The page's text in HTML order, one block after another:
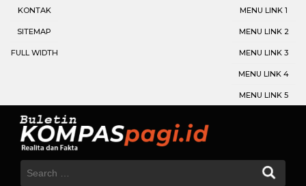
KONTAK
SITEMAP
FULL WIDTH
MENU LINK 1
MENU LINK 2
MENU LINK 3
MENU LINK 4
MENU LINK 5
Search